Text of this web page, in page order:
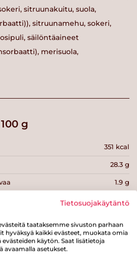
sitruunakuitu, suola,
sitruunamehu, sokeri,
säilöntäaineet
merisuola,
g
351 kcal
28.3 g
1.9 g
15.7 g
3.5 g
Tietosuojakäytäntö
taataksemme sivuston parhaan
hyväksyä kaikki evästeet, muokata omia
evästeiden käytön. Saat lisätietoja
avaamalla asetukset.